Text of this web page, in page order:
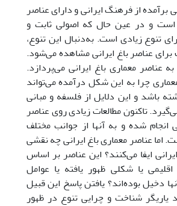
برآمده از فرهنگ ایرانی و دارای عناصر
و در عین حال که اصولی ثابت و
تنوع زیادی است. به‌دنبال این تنوع،
عناصر باغ ایرانی مشاهده می‌شود.
عناصر معماری باغ ایرانی می‌پردازد.
چرا به این شکل درآمده می‌تواند
باشد و این دلایل از فلسفه و مبانی
تاکنون مطالعات زیادی روی عناصر
انجام شده و به آنها از جوانب مختلف
اما عناصر معماری باغ ایرانی چه نقشی
ایفا می‌کنند؟ این عناصر بر اساس
یا شکلی ظهور یافته یا عوامل
دخیل بوده‌اند؟ یافتن پاسخ این قبیل
یاریگر شناخت و چرایی تنوع در ظهور